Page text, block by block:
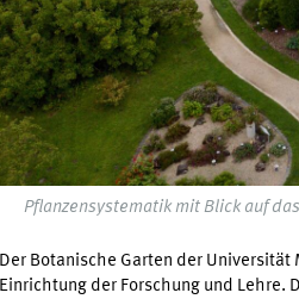
Pflanzensystematik mit Blick auf
Der Botanische Garten der
Einrichtung der Forschung und